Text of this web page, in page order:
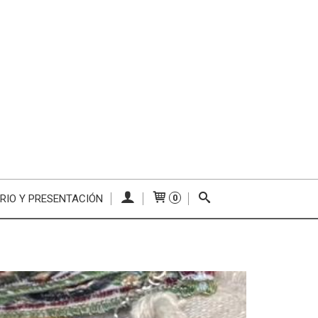
Y PRESENTACIÓN 0